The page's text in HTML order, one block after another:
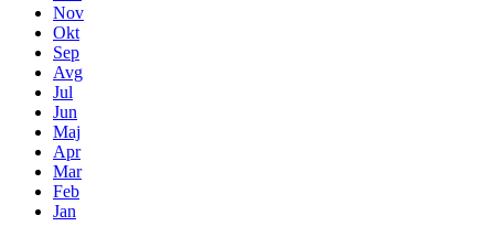
Nov
Okt
Sep
Avg
Jul
Jun
Maj
Apr
Mar
Feb
Jan